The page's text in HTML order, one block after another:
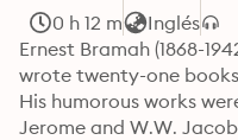
0 h 12 m Inglés
Ernest Bramah (1868-
wrote twenty-one
His humorous works
Jerome and W.W.